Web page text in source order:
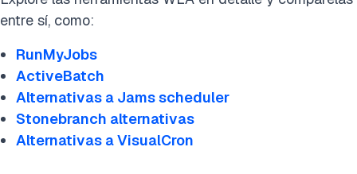
entre sí, como:
RunMyJobs
ActiveBatch
Alternativas a Jams scheduler
Stonebranch alternativas
Alternativas a VisualCron